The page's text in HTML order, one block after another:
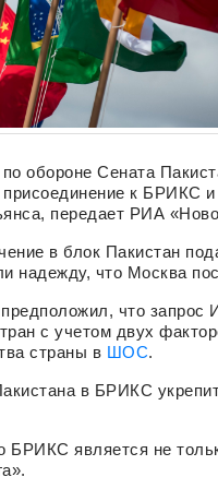
по обороне Сената
к БРИКС и
передает РИА
в блок Пакистан
надежду, что Москва
что
с учетом двух
страны в ШОС.
в БРИКС
БРИКС является не